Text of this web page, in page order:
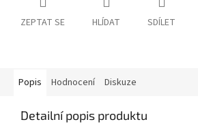
ZEPTAT SE HLÍDAT SDÍLET
Popis Hodnocení Diskuze
Detailní popis produktu